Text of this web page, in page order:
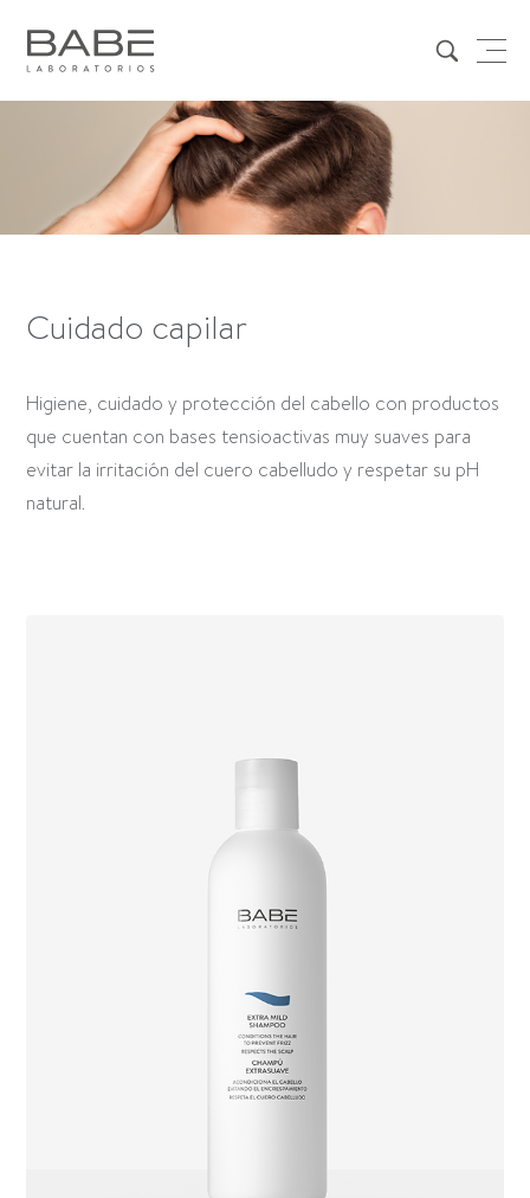
Cuidado capilar
Higiene, cuidado y protección del cabello con productos
que cuentan con bases tensioactivas muy suaves para
evitar la irritación del cuero cabelludo y respetar su pH
natural.